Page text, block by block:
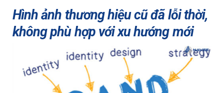
Hình ảnh thương hiệu cũ đã lỗi thời,
không phù hợp với xu hướng mới